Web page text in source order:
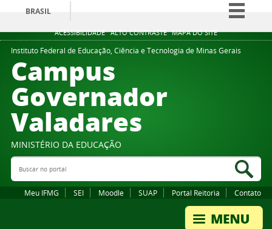
ACESSIBILIDADE ALTO CONTRASTE MAPA DO SITE
BRASIL
Simplifique!
Comunica BR
Instituto Federal de Educação, Ciência e Tecnologia de Minas Gerais
Campus
Governador
Valadares
MINISTÉRIO DA EDUCAÇÃO
Buscar no portal
Meu IFMG SEI Moodle SUAP Portal Reitoria Contato